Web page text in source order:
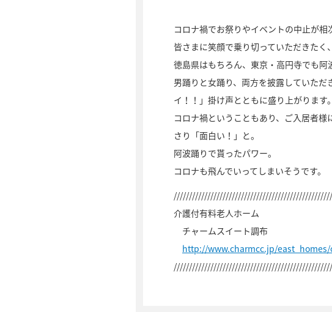
コロナ禍でお祭りやイベントの中止が
皆さまに笑顔で乗り切っていただきたく
徳島県はもちろん、東京・高円寺でも阿
男踊りと女踊り、両方を披露していた
イ！！」掛け声とともに盛り上がります。
コロナ禍ということもあり、ご入居者
さり「面白い！」と。
阿波踊りで貰ったパワー。
コロナも飛んでいってしまいそうです。
介護付有料老人ホーム
チャームスイート調布
http://www.charmcc.jp/